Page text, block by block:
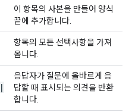
이 항목의 사본을 만들어 양식
끝에 추가합니다.
항목의 모든 선택사항을 가져
옵니다.
|
응답자가 질문에 올바르게 응
답할 때 표시되는 의견을 반환
합니다.